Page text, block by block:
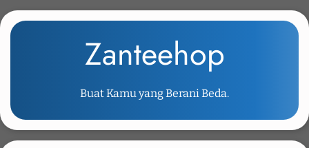
k
m
Zanteehop
Buat Kamu yang Berani Beda.